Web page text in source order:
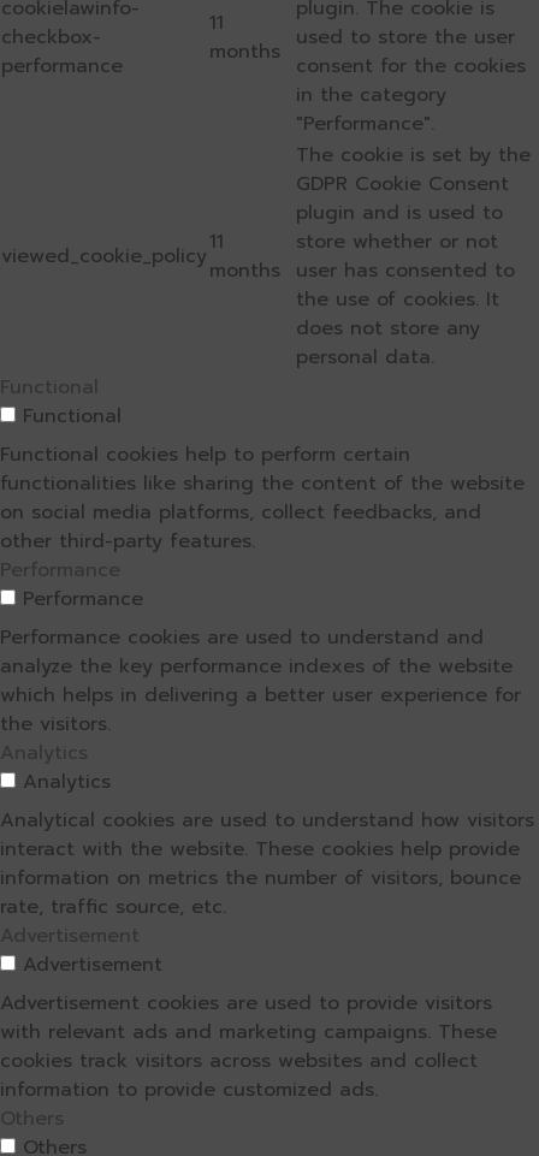
cookielawinfo-
checkbox-
performance
11
months
plugin. The cookie is
used to store the user
consent for the cookies
in the category
"Performance".
viewed_cookie_policy11
months
The cookie is set by the
GDPR Cookie Consent
plugin and is used to
store whether or not
user has consented to
the use of cookies. It
does not store any
personal data.
Functional
Functional
Functional cookies help to perform certain
functionalities like sharing the content of the website
on social media platforms, collect feedbacks, and
other third-party features.
Performance
Performance
Performance cookies are used to understand and
analyze the key performance indexes of the website
which helps in delivering a better user experience for
the visitors.
Analytics
Analytics
Analytical cookies are used to understand how visitors
interact with the website. These cookies help provide
information on metrics the number of visitors, bounce
rate, traffic source, etc.
Advertisement
Advertisement
Advertisement cookies are used to provide visitors
with relevant ads and marketing campaigns. These
cookies track visitors across websites and collect
information to provide customized ads.
Others
Others